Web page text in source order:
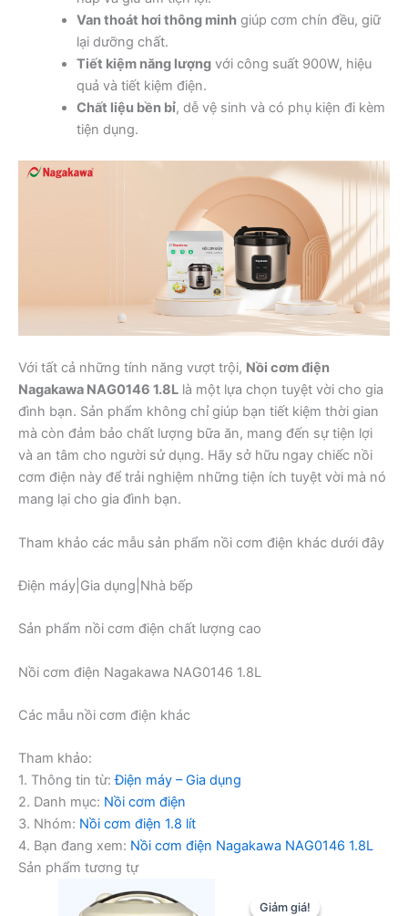
Van thoát hơi thông minhgiúp cơm chín đều, giữ
lại dưỡng chất.
Tiết kiệm năng lượngvới công suất 900W, hiệu
quả và tiết kiệm điện.
Chất liệu bền bỉ, dễ vệ sinh và có phụ kiện đi kèm
tiện dụng.
Với tất cả những tính năng vượt trội, Nồi cơm điện
Nagakawa NAG0146 1.8L là một lựa chọn tuyệt vời cho gia
đình bạn. Sản phẩm không chỉ giúp bạn tiết kiệm thời gian
mà còn đảm bảo chất lượng bữa ăn, mang đến sự tiện lợi
và an tâm cho người sử dụng. Hãy sở hữu ngay chiếc nồi
cơm điện này để trải nghiệm những tiện ích tuyệt vời mà nó
mang lại cho gia đình bạn.
Tham khảo các mẫu sản phẩm nồi cơm điện khác dưới đây
Điện máy|Gia dụng|Nhà bếp
Sản phẩm nồi cơm điện chất lượng cao
Nồi cơm điện Nagakawa NAG0146 1.8L
Các mẫu nồi cơm điện khác
Tham khảo:
1. Thông tin từ:Điện máy – Gia dụng
2. Danh mục: Nồi cơm điện
3. Nhóm: Nồi cơm điện 1.8 lít
4. Bạn đang xem: Nồi cơm điện Nagakawa NAG0146 1.8L
Sản phẩm tương tự
Giảm giá!
Giảm giá!